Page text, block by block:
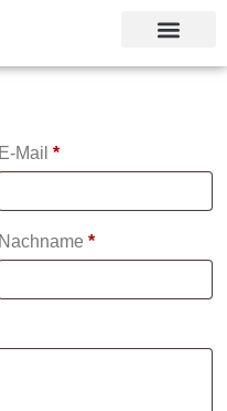
E-Mail *
Nachname *